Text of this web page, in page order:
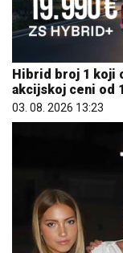
Hibrid broj 1 koji
akcijskoj ceni od
03. 08. 2026 13:23